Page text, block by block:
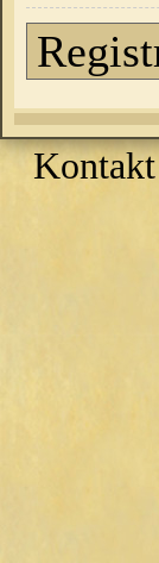
Kontakt